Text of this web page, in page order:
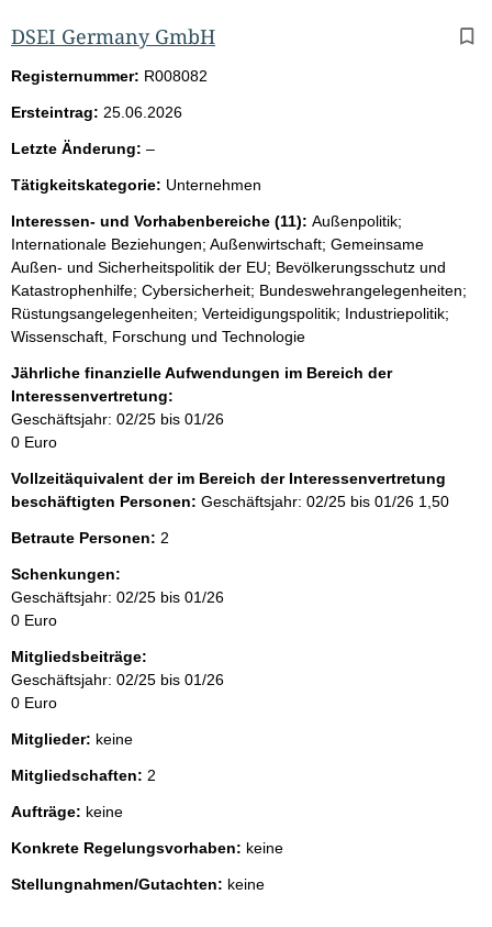
DSEI Germany GmbH
Registernummer: R008082
Ersteintrag: 25.06.2026
Letzte Änderung: –l
e
r
Tätigkeitskategorie: Unternehmen
Interessen- und Vorhabenbereiche (11): Außenpolitik;
Internationale Beziehungen; Außenwirtschaft; Gemeinsame
Außen- und Sicherheitspolitik der EU; Bevölkerungsschutz und
Katastrophenhilfe; Cybersicherheit; Bundeswehrangelegenheiten;
Rüstungsangelegenheiten; Verteidigungspolitik; Industriepolitik;
Wissenschaft, Forschung und Technologie
Jährliche finanzielle Aufwendungen im Bereich der
Interessenvertretung:
Geschäftsjahr: 02/25 bis 01/26
0 Euro
Vollzeitäquivalent der im Bereich der Interessenvertretung
beschäftigten Personen: Geschäftsjahr: 02/25 bis 01/26 1,50
Betraute Personen: 2
Schenkungen:
Geschäftsjahr: 02/25 bis 01/26
0 Euro
Mitgliedsbeiträge:
Geschäftsjahr: 02/25 bis 01/26
0 Euro
Mitglieder: keine
Mitgliedschaften: 2
Aufträge: keine
Konkrete Regelungsvorhaben: keine
Stellungnahmen/Gutachten: keine